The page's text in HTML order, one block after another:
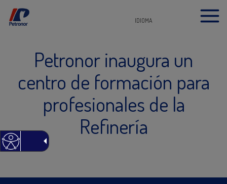
IDIOMA
Petronor inaugura un
centro de formación para
profesionales de la
Refinería